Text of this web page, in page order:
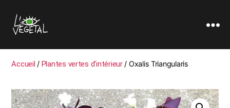
Accueil / Plantes vertes d'intérieur/ Oxalis Triangularis